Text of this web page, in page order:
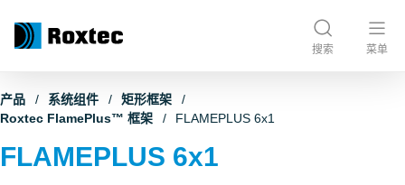
搜索 菜单
产品 系统组件
矩形框架
Roxtec FlamePlus™ 框架
FLAMEPLUS 6x1
FLAMEPLUS 6x1